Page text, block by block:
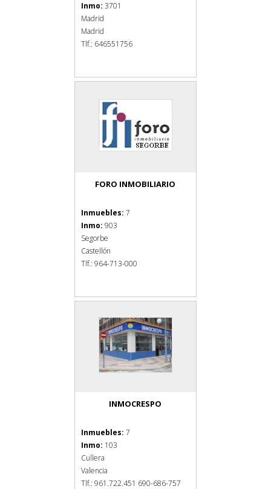
Inmo: 3701
Madrid
Madrid
Tlf.: 646551756
FORO INMOBILIARIO
Inmuebles: 7
Inmo: 903
Segorbe
Castellón
Tlf.: 964-713-000
INMOCRESPO
Inmuebles: 7
Inmo: 103
Cullera
Valencia
Tlf.: 961.722.451 690-686-757